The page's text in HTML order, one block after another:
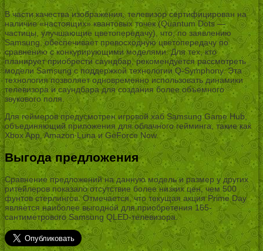
В части качества изображения, телевизор сертифицирован на
наличие «настоящих» квантовых точек (Quantum Dots —
частицы, улучшающие цветопередачу), что, по заявлению
Samsung, обеспечивает превосходную цветопередачу по
сравнению с конкурирующими моделями. Для тех, кто
планирует приобрести саундбар, рекомендуется рассмотреть
модели Samsung с поддержкой технологии Q-Symphony. Эта
технология позволяет одновременно использовать динамики
телевизора и саундбара для создания более объемного
звукового поля.
Для геймеров предусмотрен игровой хаб Samsung Game Hub,
объединяющий приложения для облачного гейминга, такие как
Xbox App, Amazon Luna и GeForce Now.
Выгода предложения
Сравнение предложений на данную модель и размер у других
ритейлеров показало отсутствие более низких цен, чем 500
фунтов стерлингов. Отмечается, что текущая акция Prime Day
является наиболее выгодной для приобретения 165-
сантиметрового Samsung QLED-телевизора.